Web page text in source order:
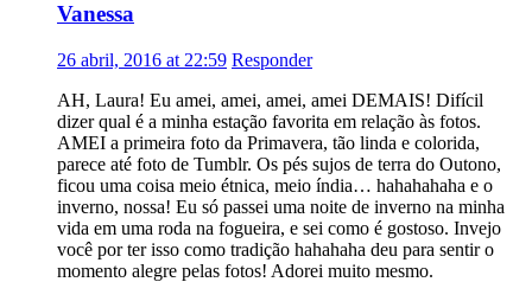
Vanessa
26 abril, 2016 at 22:59 Responder
AH, Laura! Eu amei, amei, amei, amei DEMAIS! Difícil
dizer qual é a minha estação favorita em relação às fotos.
AMEI a primeira foto da Primavera, tão linda e colorida,
parece até foto de Tumblr. Os pés sujos de terra do Outono,
ficou uma coisa meio étnica, meio índia… hahahahaha e o
inverno, nossa! Eu só passei uma noite de inverno na minha
vida em uma roda na fogueira, e sei como é gostoso. Invejo
você por ter isso como tradição hahahaha deu para sentir o
momento alegre pelas fotos! Adorei muito mesmo.